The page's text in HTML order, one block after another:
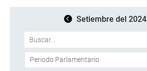
Setiembre del 2024